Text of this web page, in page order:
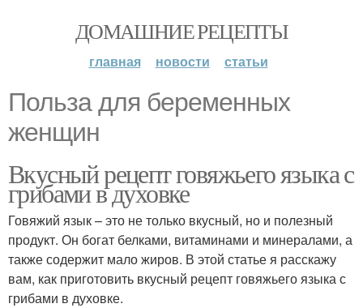
ДОМАШНИЕ РЕЦЕПТЫ
главная новости статьи
Польза для беременных
женщин
Вкусный рецепт говяжьего языка с
грибами в духовке
Говяжий язык – это не только вкусный, но и полезный
продукт. Он богат белками, витаминами и минералами, а
также содержит мало жиров. В этой статье я расскажу
вам, как приготовить вкусный рецепт говяжьего языка с
грибами в духовке.